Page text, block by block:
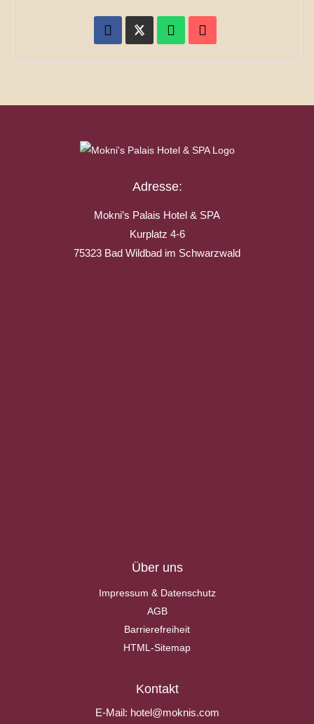
Adresse:
Mokni’s Palais Hotel & SPA
Kurplatz 4-6
75323 Bad Wildbad im Schwarzwald
Über uns
Impressum & Datenschutz
AGB
Barrierefreiheit
HTML-Sitemap
Kontakt
E-Mail: hotel@moknis.com